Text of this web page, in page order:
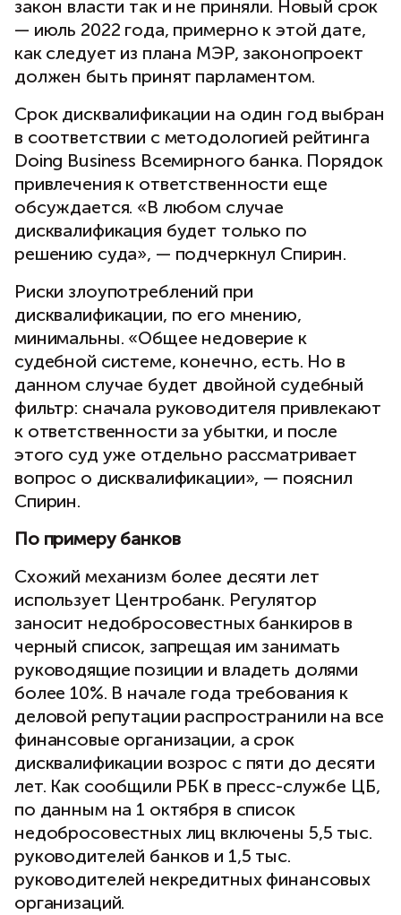
закон власти так и не приняли. Новый срок
— июль 2022 года, примерно к этой дате,
как следует из плана МЭР, законопроект
должен быть принят парламентом.
Срок дисквалификации на один год выбран
в соответствии с методологией рейтинга
Doing Business Всемирного банка. Порядок
привлечения к ответственности еще
обсуждается. «В любом случае
дисквалификация будет только по
решению суда», — подчеркнул Спирин.
Риски злоупотреблений при
дисквалификации, по его мнению,
минимальны. «Общее недоверие к
судебной системе, конечно, есть. Но в
данном случае будет двойной судебный
фильтр: сначала руководителя привлекают
к ответственности за убытки, и после
этого суд уже отдельно рассматривает
вопрос о дисквалификации», — пояснил
Спирин.
По примеру банков
Схожий механизм более десяти лет
использует Центробанк. Регулятор
заносит недобросовестных банкиров в
черный список, запрещая им занимать
руководящие позиции и владеть долями
более 10%. В начале года требования к
деловой репутации распространили на все
финансовые организации, а срок
дисквалификации возрос с пяти до десяти
лет. Как сообщили РБК в пресс-службе ЦБ,
по данным на 1 октября в список
недобросовестных лиц включены 5,5 тыс.
руководителей банков и 1,5 тыс.
руководителей​ некредитных финансовых
организаций.